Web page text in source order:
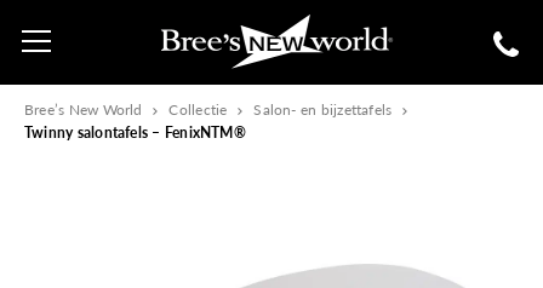
Bree’s New World Collectie
Salon- en bijzettafels
Twinny salontafels – FenixNTM®